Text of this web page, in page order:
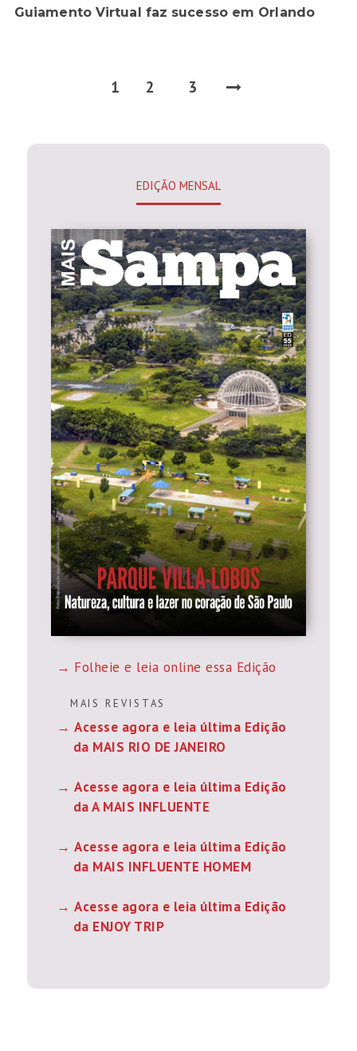
Guiamento Virtual faz sucesso em Orlando
1 2 3
EDIÇÃO MENSAL
Folheie e leia online essa Edição
M A I S R E V I S T A S
Acesse agora e leia última Edição
da MAIS RIO DE JANEIRO
Acesse agora e leia última Edição
da A MAIS INFLUENTE
Acesse agora e leia última Edição
da MAIS INFLUENTE HOMEM
Acesse agora e leia última Edição
da ENJOY TRIP